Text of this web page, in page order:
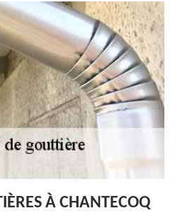
À CHANTECOQ